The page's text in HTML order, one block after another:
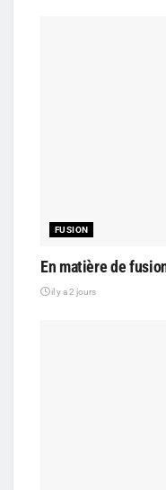
FUSION
En matière de
il y a 2 jours